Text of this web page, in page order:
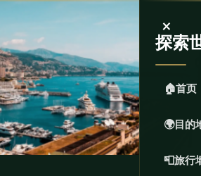
×
探索
🏠首页
🌍目的
📮旅行